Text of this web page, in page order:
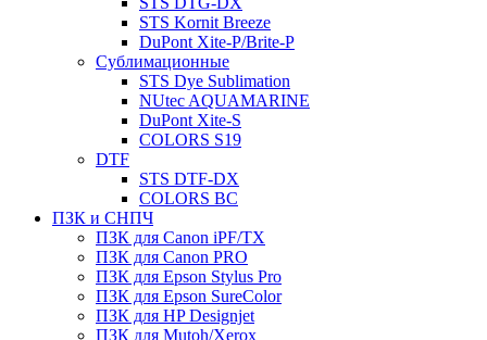
STS Kornit Breeze
DuPont Xite-P/Brite-P
Сублимационные
STS Dye Sublimation
NUtec AQUAMARINE
DuPont Xite-S
COLORS S19
DTF
STS DTF-DX
COLORS BC
ПЗК и СНПЧ
ПЗК для Canon iPF/TX
ПЗК для Canon PRO
ПЗК для Epson Stylus Pro
ПЗК для Epson SureColor
ПЗК для HP Designjet
ПЗК для Mutoh/Xerox